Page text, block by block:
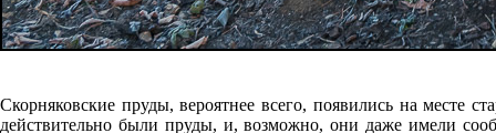
Скорняковские пруды, вероятнее всего, появились на месте
действительно были пруды, и, возможно, они даже имели